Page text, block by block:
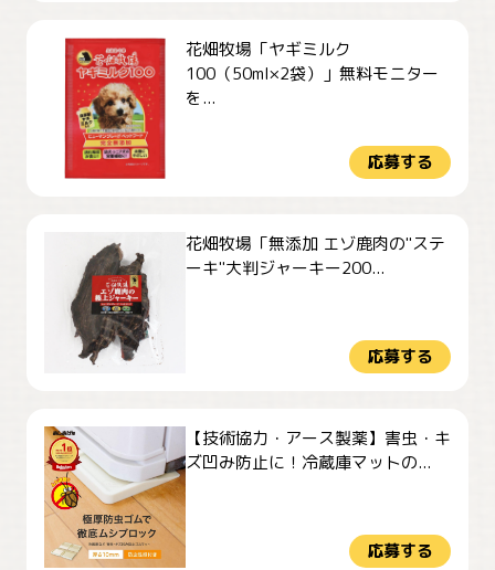
花畑牧場「ヤギミルク
100（50ml×2袋）」無料モニター
を...
応募する
花畑牧場「無添加 エゾ鹿肉の"ステ
ーキ"大判ジャーキー200...
応募する
【技術協力・アース製薬】害虫・キ
ズ凹み防止に！冷蔵庫マットの...
応募する